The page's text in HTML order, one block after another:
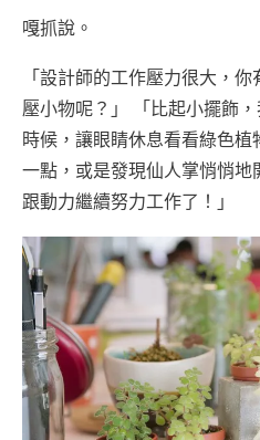
嘎抓說。
「設計師的工作壓力很大，
壓小物呢？」 「比起小擺飾
時候，讓眼睛休息看看綠色
一點，或是發現仙人掌悄悄
跟動力繼續努力工作了！」